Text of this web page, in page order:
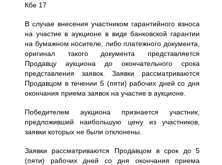
Кбе 17
В случае внесения участником гарантийного взноса
на участие в аукционе в виде банковской гарантии
на бумажном носителе, либо платежного документа,
оригинал такого документа представляется
Продавцу аукциона до окончательного срока
представления заявок. Заявки рассматриваются
Продавцом в течении 5 (пяти) рабочих дней со дня
окончания приема заявок на участие в аукционе.
Победителем аукциона признается участник,
предложивший наибольшую цену из участников,
заявки которых не были отклонены.
Заявки рассматриваются Продавцом в срок до 5
(пяти) рабочих дней со дня окончания приема